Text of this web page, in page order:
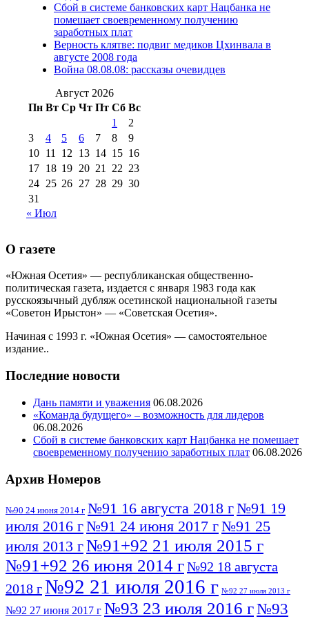
августа 2016 г(10)№98 5 июля 2014 г(10)
№98 8 августа 2013 г
августа 2012 г(14)
2017 г(9)
№99 4 августа
2016 г(12) №99 8 июля 2014 г
августа 2012 г(11)
августа 2013 г
(12)
Сбой в системе банковских карт Нацбанка не
помешает своевременному получению
заработных плат
Верность клятве: подвиг медиков Цхинвала в
августе 2008 года
Война 08.08.08: рассказы очевидцев
Август 2026
Пн Вт Ср Чт Пт Сб Вс
1
2
3
4 5 6 7 8
9
10 11 12 13 14 15 16
17 18 19 20 21 22 23
24 25 26 27 28 29 30
31
« Июл
О газете
«Южная Осетия» — республиканская общественно-
политическая газета, издается с января 1983 года как
русскоязычный дубляж осетинской национальной газеты
«Советон Ирыстон» — «Советская Осетия».
Начиная с 1993 г. «Южная Осетия» — самостоятельное
издание..
Последние новости
Дань памяти и уважения 06.08.2026
«Команда будущего» – возможность для лидеров
06.08.2026
Сбой в системе банковских карт Нацбанка не помешает
своевременному получению заработных плат 06.08.2026
Архив Номеров
№90 24 июня 2014 г №91 16 августа 2018 г№91 19
июля 2016 г№91 24 июня 2017 г№91 25
июля 2013 г№91+92 21 июля 2015 г
№91+92 26 июня 2014 г№92 18 августа
2018 г№92 21 июля 2016 г №92 27 июля 2013 г
№92 27 июня 2017 г №93 23 июля 2016 г№93